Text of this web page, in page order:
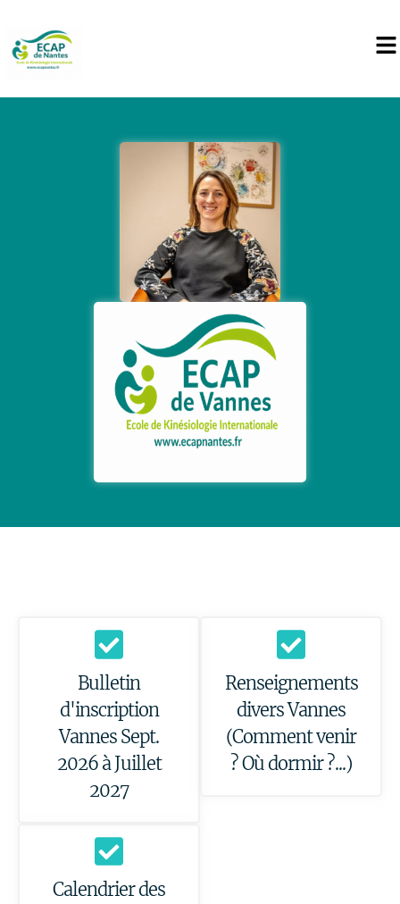
Bulletin
d'inscription
Vannes Sept.
2026 à Juillet
2027
Calendrier des
Renseignements
divers Vannes
(Comment venir
? Où dormir ?...)